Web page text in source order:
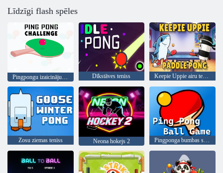
Līdzīgi flash spēles
Pingpongu izaicinājums Dīkstāves teniss Keepie Uppie airu teniss
Zosu ziemas teniss Neona hokejs 2 Pingponga bumbas spēle